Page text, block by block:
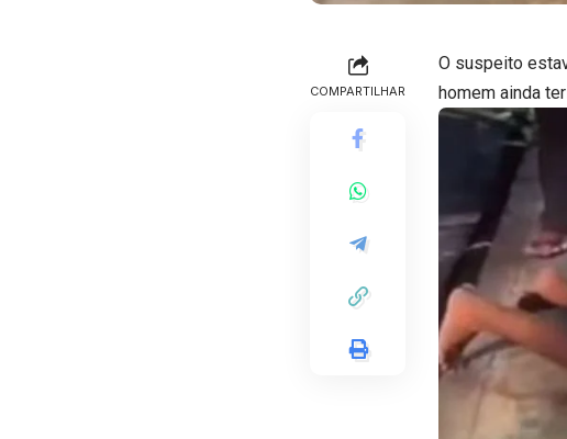
COMPARTILHAR
O suspeito
homem ainda